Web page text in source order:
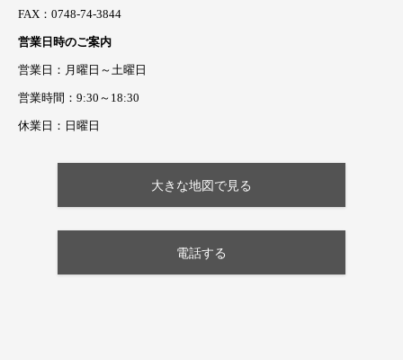
FAX：0748-74-3844
営業日時のご案内
営業日：月曜日～土曜日
営業時間：9:30～18:30
休業日：日曜日
大きな地図で見る
電話する